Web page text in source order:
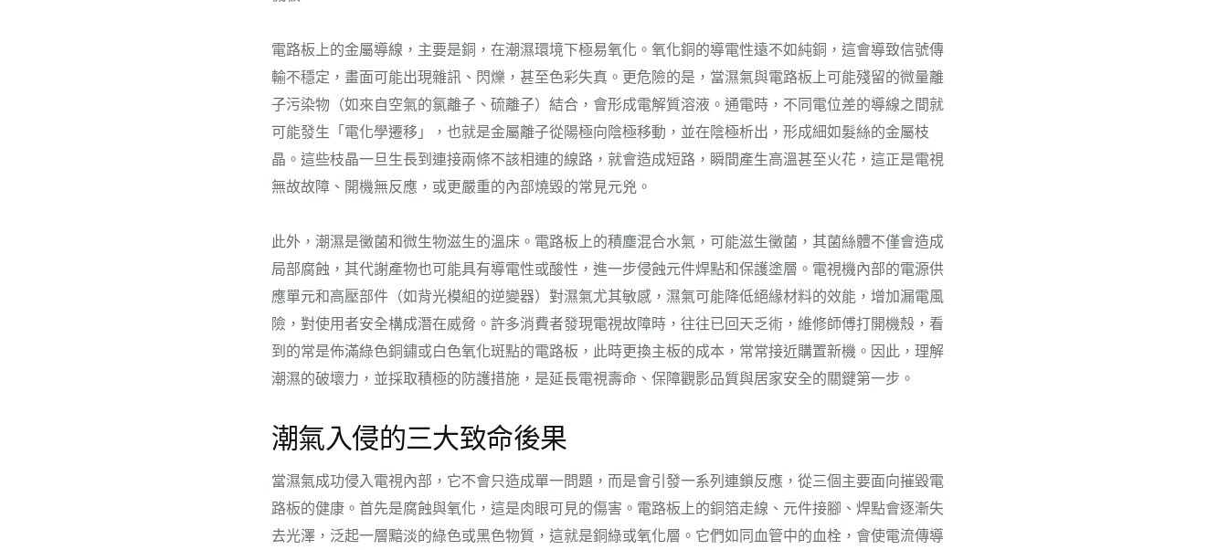
電路板上的金屬導線，主要是銅，在潮濕環境下極易氧化。氧化銅的導電性遠不如純銅，這會導致信號傳
輸不穩定，畫面可能出現雜訊、閃爍，甚至色彩失真。更危險的是，當濕氣與電路板上可能殘留的微量離
子污染物（如來自空氣的氯離子、硫離子）結合，會形成電解質溶液。通電時，不同電位差的導線之間就
可能發生「電化學遷移」，也就是金屬離子從陽極向陰極移動，並在陰極析出，形成細如髮絲的金屬枝
晶。這些枝晶一旦生長到連接兩條不該相連的線路，就會造成短路，瞬間產生高溫甚至火花，這正是電視
無故故障、開機無反應，或更嚴重的內部燒毀的常見元兇。
此外，潮濕是黴菌和微生物滋生的溫床。電路板上的積塵混合水氣，可能滋生黴菌，其菌絲體不僅會造成
局部腐蝕，其代謝產物也可能具有導電性或酸性，進一步侵蝕元件焊點和保護塗層。電視機內部的電源供
應單元和高壓部件（如背光模組的逆變器）對濕氣尤其敏感，濕氣可能降低絕緣材料的效能，增加漏電風
險，對使用者安全構成潛在威脅。許多消費者發現電視故障時，往往已回天乏術，維修師傅打開機殼，看
到的常是佈滿綠色銅鏽或白色氧化斑點的電路板，此時更換主板的成本，常常接近購置新機。因此，理解
潮濕的破壞力，並採取積極的防護措施，是延長電視壽命、保障觀影品質與居家安全的關鍵第一步。
潮氣入侵的三大致命後果
當濕氣成功侵入電視內部，它不會只造成單一問題，而是會引發一系列連鎖反應，從三個主要面向摧毀電
路板的健康。首先是腐蝕與氧化，這是肉眼可見的傷害。電路板上的銅箔走線、元件接腳、焊點會逐漸失
去光澤，泛起一層黯淡的綠色或黑色物質，這就是銅綠或氧化層。它們如同血管中的血栓，會使電流傳導